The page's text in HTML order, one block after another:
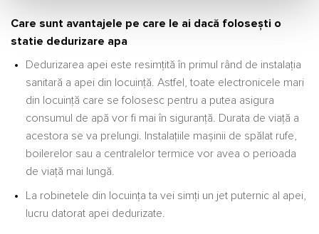
Care sunt avantajele pe care le ai dacă folosești o
statie dedurizare apa
Dedurizarea apei este resimțită în primul rând de instalația
sanitară a apei din locuință. Astfel, toate electronicele mari
din locuință care se folosesc pentru a putea asigura
consumul de apă vor fi mai în siguranță. Durata de viață a
acestora se va prelungi. Instalațiile mașinii de spălat rufe,
boilerelor sau a centralelor termice vor avea o perioada
de viață mai lungă.
La robinetele din locuința ta vei simți un jet puternic al apei,
lucru datorat apei dedurizate.